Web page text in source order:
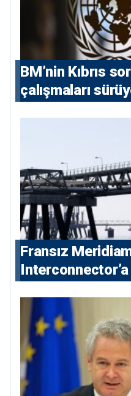
BM’nin Kıbrıs
çalışmaları
Fransız